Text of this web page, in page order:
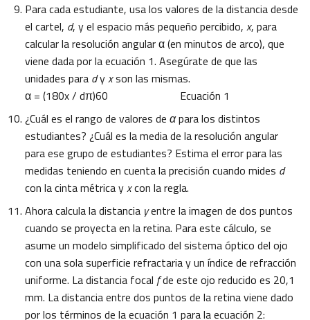
Para cada estudiante, usa los valores de la distancia desde
el cartel, d, y el espacio más pequeño percibido, x, para
calcular la resolución angular α (en minutos de arco), que
viene dada por la ecuación 1. Asegúrate de que las
unidades para dyxson las mismas.
α = (180x / dπ)60 Ecuación 1
¿Cuál es el rango de valores de αpara los distintos
estudiantes? ¿Cuál es la media de la resolución angular
para ese grupo de estudiantes? Estima el error para las
medidas teniendo en cuenta la precisión cuando mides d
con la cinta métrica yxcon la regla.
Ahora calcula la distancia yentre la imagen de dos puntos
cuando se proyecta en la retina. Para este cálculo, se
asume un modelo simplificado del sistema óptico del ojo
con una sola superficie refractaria y un índice de refracción
uniforme. La distancia focal fde este ojo reducido es 20,1
mm. La distancia entre dos puntos de la retina viene dado
por los términos de la ecuación 1 para la ecuación 2: